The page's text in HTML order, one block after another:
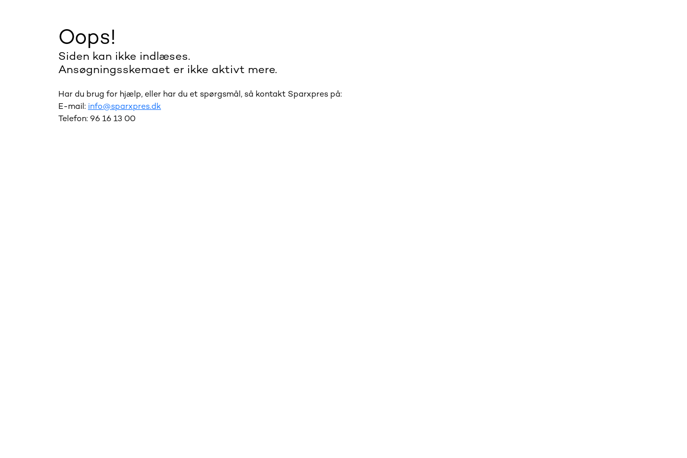
Oops!
Siden kan ikke indlæses.
Ansøgningsskemaet er ikke aktivt mere.
Har du brug for hjælp, eller har du et spørgsmål, så kontakt Sparxpres på:
E-mail: info@sparxpres.dk
Telefon: 96 16 13 00